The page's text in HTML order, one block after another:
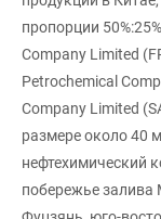
пропорции
Company Limited
Petrochemical
Company Limited
размере около 40
нефтехимический
побережье